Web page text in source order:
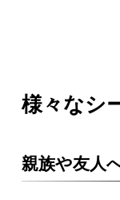
様々なシ
親族や友人